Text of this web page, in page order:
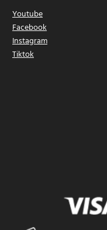
Youtube
Facebook
Instagram
Tiktok